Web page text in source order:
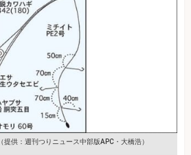
（提供：週刊つりニュース中部版APC・大橋浩）